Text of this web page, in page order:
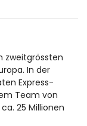
zweitgrössten
In der
Express-
Team von
25 Millionen